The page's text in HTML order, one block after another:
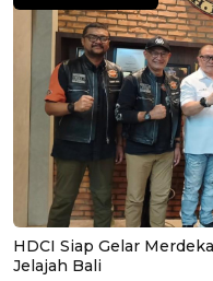
HDCI Siap Gelar
Jelajah Bali